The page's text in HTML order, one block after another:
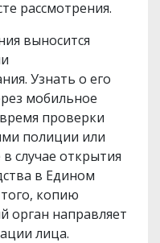
рассмотрения.
выносится
Узнать о его
мобильное
проверки
полиции или
случае открытия
в Едином
копию
орган направляет
лица.